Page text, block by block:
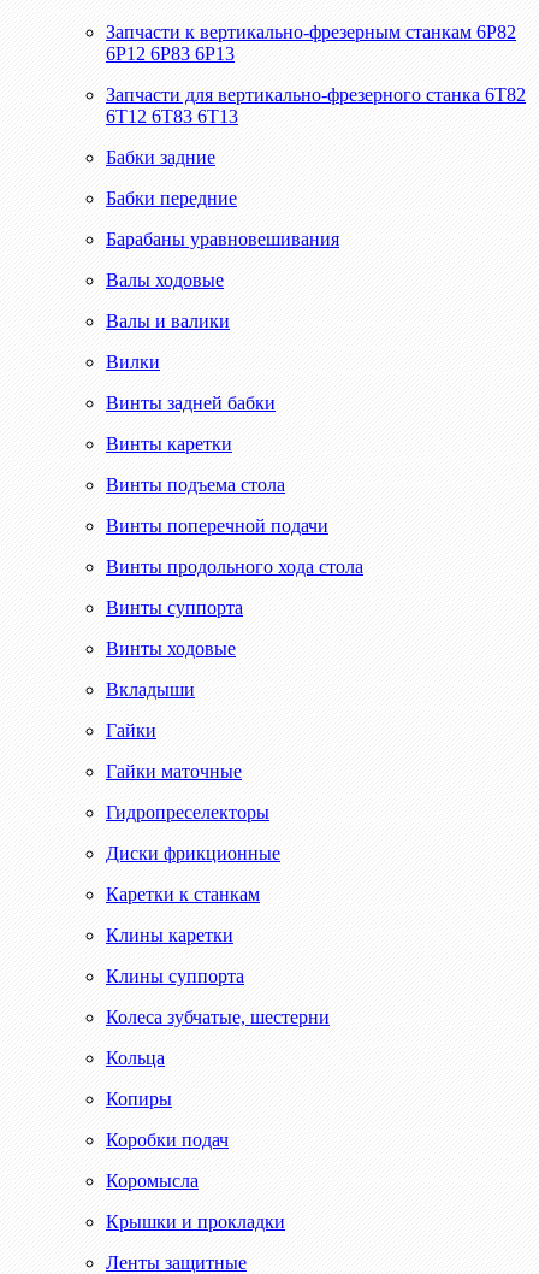
Запчасти к вертикально-фрезерным станкам 6Р82
6Р12 6Р83 6Р13
Запчасти для вертикально-фрезерного станка 6Т82
6Т12 6Т83 6Т13
Бабки задние
Бабки передние
Барабаны уравновешивания
Валы ходовые
Валы и валики
Вилки
Винты задней бабки
Винты каретки
Винты подъема стола
Винты поперечной подачи
Винты продольного хода стола
Винты суппорта
Винты ходовые
Вкладыши
Гайки
Гайки маточные
Гидропреселекторы
Диски фрикционные
Каретки к станкам
Клины каретки
Клины суппорта
Колеса зубчатые, шестерни
Кольца
Копиры
Коробки подач
Коромысла
Крышки и прокладки
Ленты защитные